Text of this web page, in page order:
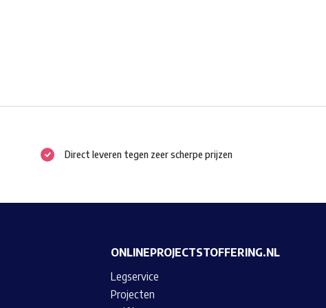
Direct leveren tegen zeer scherpe prijzen
ONLINEPROJECTSTOFFERING.NL
Legservice
Projecten